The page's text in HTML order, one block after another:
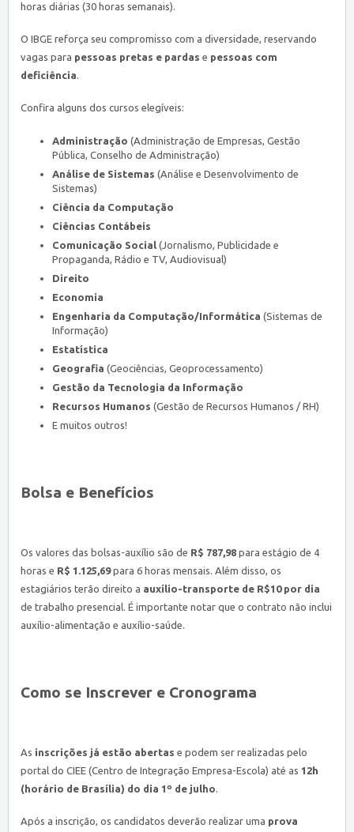
horas diárias (30 horas semanais).
O IBGE reforça seu compromisso com a diversidade, reservando
vagas para pessoas pretas e pardas e pessoas com
deficiência.
Confira alguns dos cursos elegíveis:
Administração (Administração de Empresas, Gestão
Pública, Conselho de Administração)
Análise de Sistemas (Análise e Desenvolvimento de
Sistemas)
Ciência da Computação
Ciências Contábeis
Comunicação Social (Jornalismo, Publicidade e
Propaganda, Rádio e TV, Audiovisual)
Direito
Economia
Engenharia da Computação/Informática (Sistemas de
Informação)
Estatística
Geografia (Geociências, Geoprocessamento)
Gestão da Tecnologia da Informação
Recursos Humanos (Gestão de Recursos Humanos / RH)
E muitos outros!
Bolsa e Benefícios
Os valores das bolsas-auxílio são de R$ 787,98 para estágio de 4
horas e R$ 1.125,69para 6 horas mensais. Além disso, os
estagiários terão direito a auxílio-transporte de R$10 por dia
de trabalho presencial. É importante notar que o contrato não inclui
auxílio-alimentação e auxílio-saúde.
Como se Inscrever e Cronograma
As inscrições já estão abertas e podem ser realizadas pelo
portal do CIEE (Centro de Integração Empresa-Escola) até as 12h
(horário de Brasília) do dia 1º de julho.
Após a inscrição, os candidatos deverão realizar uma prova